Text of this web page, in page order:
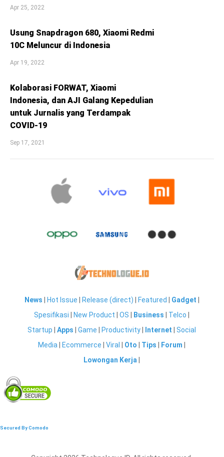
Apr 25, 2022
Usung Snapdragon 680, Xiaomi Redmi
10C Meluncur di Indonesia
Apr 19, 2022
Kolaborasi FORWAT, Xiaomi
Indonesia, dan AJI Galang Kepedulian
untuk Jurnalis yang Terdampak
COVID-19
Sep 17, 2021
News Hot Issue Release (direct) Featured Gadget
Spesifikasi
New Product |OS Business Telco
Startup |Apps |Game Productivity Internet |Social
Media
Ecommerce |Viral Oto Tips Forum
Lowongan Kerja
Secured By Comodo